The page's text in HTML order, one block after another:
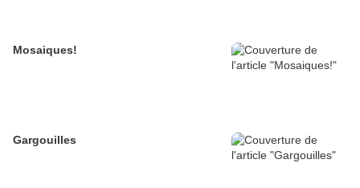
Mosaiques!
Gargouilles